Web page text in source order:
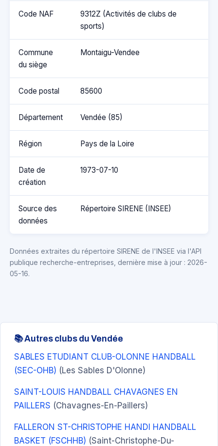
Code NAF
9312Z (Activités de clubs de
sports)
Commune
du siège
Montaigu-Vendee
Code postal 85600
Département Vendée (85)
Région Pays de la Loire
Date de
création
1973-07-10
Source des
données
Répertoire SIRENE (INSEE)
Données extraites du répertoire SIRENE de l'INSEE via l'API
publique recherche-entreprises, dernière mise à jour : 2026-
05-16.
📚 Autres clubs du Vendée
SABLES ETUDIANT CLUB-OLONNE HANDBALL
(SEC-OHB) (Les Sables D'Olonne)
SAINT-LOUIS HANDBALL CHAVAGNES EN
PAILLERS (Chavagnes-En-Paillers)
FALLERON ST-CHRISTOPHE HANDI HANDBALL
BASKET (FSCHHB) (Saint-Christophe-Du-